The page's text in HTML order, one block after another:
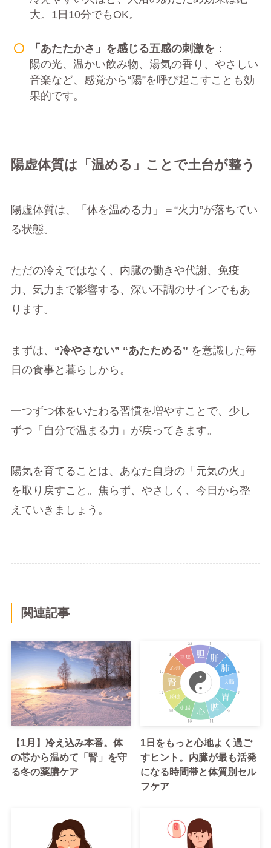
大。1日10分でもOK。
「あたたかさ」を感じる五感の刺激を ：
陽の光、温かい飲み物、湯気の香り、やさしい
音楽など、感覚から“陽”を呼び起こすことも効
果的です。
陽虚体質は「温める」ことで土台が整う
陽虚体質は、「体を温める力」＝“火力”が落ちてい
る状態。
ただの冷えではなく、内臓の働きや代謝、免疫
力、気力まで影響する、深い不調のサインでもあ
ります。
まずは、 “冷やさない” “あたためる” を意識した毎
日の食事と暮らしから。
一つずつ体をいたわる習慣を増やすことで、少し
ずつ「自分で温まる力」が戻ってきます。
陽気を育てることは、あなた自身の「元気の火」
を取り戻すこと。焦らず、やさしく、今日から整
えていきましょう。
関連記事
【1月】冷え込み本番。体
の芯から温めて「腎」を守
る冬の薬膳ケア
1日をもっと心地よく過ご
すヒント。内臓が最も活発
になる時間帯と体質別セル
フケア